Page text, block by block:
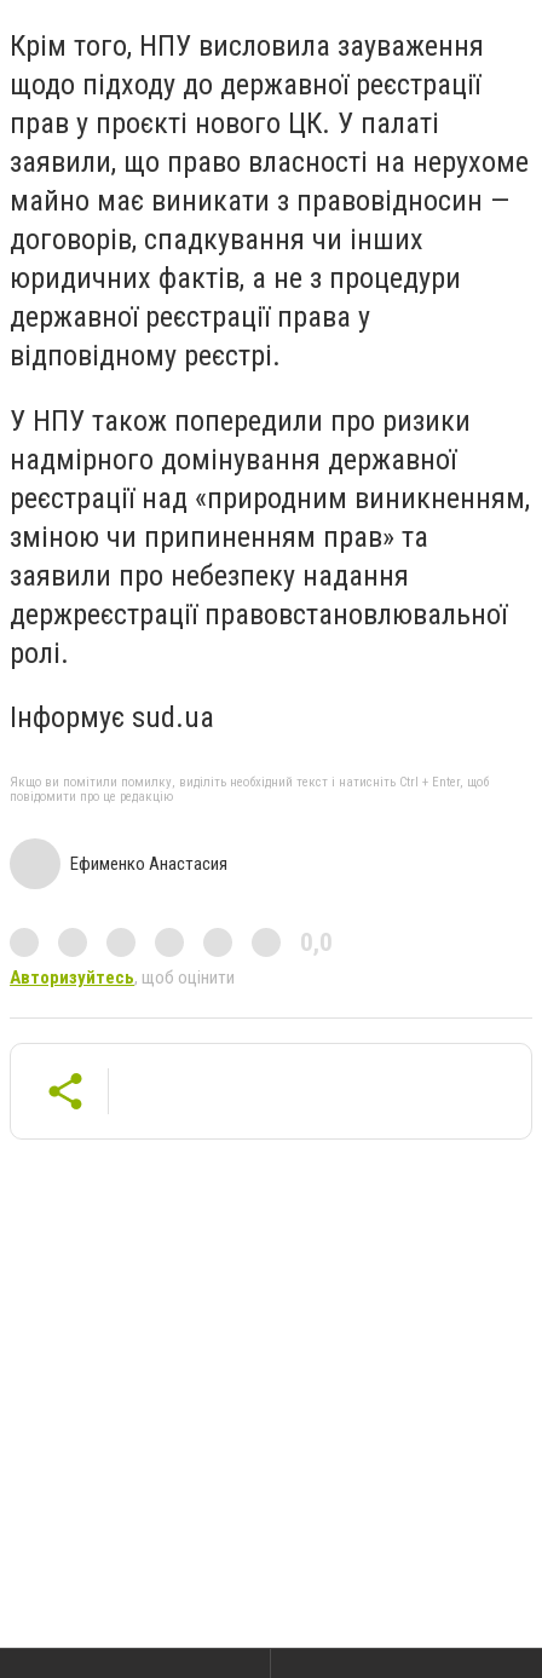
Крім того, НПУ висловила зауваження
щодо підходу до державної реєстрації
прав у проєкті нового ЦК. У палаті
заявили, що право власності на нерухоме
майно має виникати з правовідносин —
договорів, спадкування чи інших
юридичних фактів, а не з процедури
державної реєстрації права у
відповідному реєстрі.
У НПУ також попередили про ризики
надмірного домінування державної
реєстрації над «природним виникненням,
зміною чи припиненням прав» та
заявили про небезпеку надання
держреєстрації правовстановлювальної
ролі.
Інформує sud.ua
Якщо ви помітили помилку, виділіть необхідний текст і натисніть Ctrl + Enter, щоб
повідомити про це редакцію
Ефименко Анастасия
0,0
Авторизуйтесь, щоб оцінити